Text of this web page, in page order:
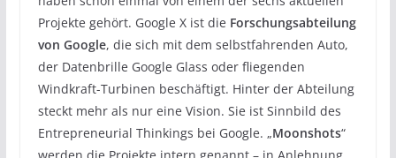
Projekte gehört. Google X ist die Forschungsabteilung
von Google, die sich mit dem selbstfahrenden Auto,
der Datenbrille Google Glass oder fliegenden
Windkraft-Turbinen beschäftigt. Hinter der Abteilung
steckt mehr als nur eine Vision. Sie ist Sinnbild des
Entrepreneurial Thinkings bei Google. „Moonshots“